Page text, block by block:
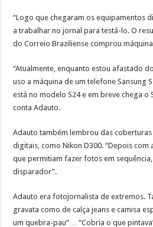
“Logo que chegaram os equipamentos
a trabalhar no jornal para testá-lo. O
do Correio Braziliense comprou
“Atualmente, enquanto estou afastado
uso a máquina de um telefone Sansung
está no modelo S24 e em breve chega
conta Adauto.
Adauto também lembrou das
digitais, como Nikon D300. “Depois com
que permitiam fazer fotos em
disparador”.
Adauto era fotojornalista de extremos.
gravata como de calça jeans e camisa
um quebra-pau”… “Cobria o que